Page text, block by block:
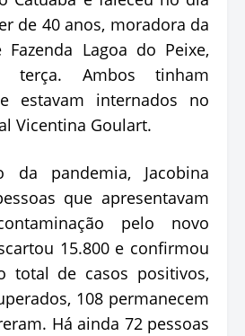
de 40 anos, moradora da
Lagoa do Peixe,
terça. Ambos tinham
estavam internados no
Vicentina Goulart.
da pandemia, Jacobina
que apresentavam
pelo novo
15.800 e confirmou
total de casos positivos,
108 permanecem
Há ainda 72 pessoas